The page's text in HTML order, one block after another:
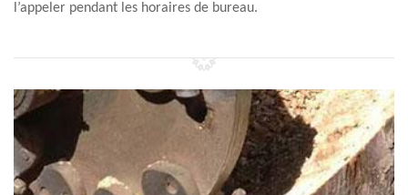
l’appeler pendant les horaires de bureau.